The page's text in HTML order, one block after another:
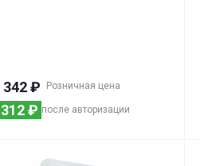
Розничная цена
342₽
после авторизации
312₽